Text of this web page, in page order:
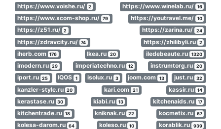
https://www.voishe.ru/ 2 https://www.winelab.ru/ 16
https://www.xcom-shop.ru/ 79 https://youtravel.me/ 10
https://z51.ru/ 2 https://zarina.ru/ 24
https://zdravcity.ru/ 74 https://zhilibyli.ru 2
iherb.com 176 Ikea.ru 20 iledebeaute.ru 1320
imodern.ru 29 imperiatechno.ru 12 instrumtorg.ru 20
iport.ru 25 IQOS 1 isolux.ru 3 joom.com 13 just.ru 32
kanzler-style.ru 20 kari.com 21 kassir.ru 14
kerastase.ru 30 kiabi.ru 13 kitchenaids.ru 17
kitchentrade.ru 18 kniknak.ru 22 kocmetix.ru 67
kolesa-darom.ru 64 koleso.ru 10 korablik.ru 939